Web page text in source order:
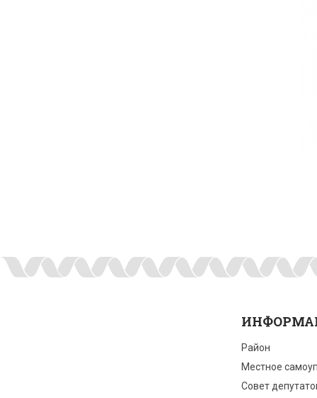
Район
Местное
Совет